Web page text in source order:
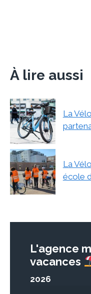
À lire aussi
La
La
école
L'agence
vacances
2026